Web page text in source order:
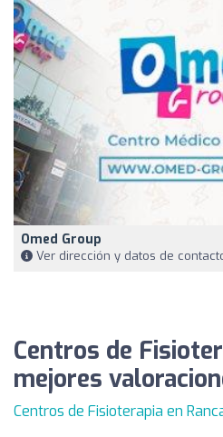
Omed Group
Ver dirección y datos de
Centros de
mejores
Centros de Fisioterapia en